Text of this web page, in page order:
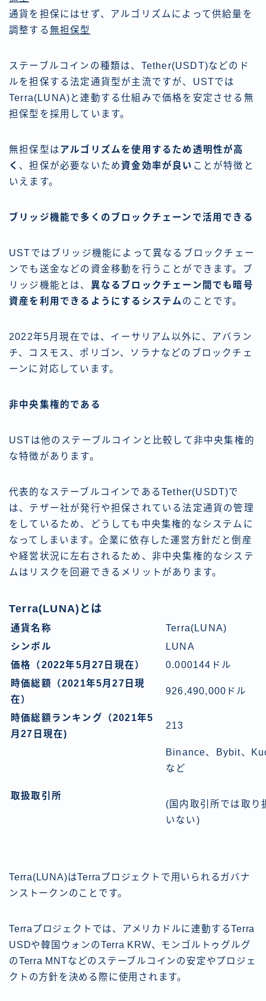
通貨を担保にはせず、アルゴリズムによって供給量を
調整する無担保型
ステーブルコインの種類は、Tether(USDT)などのド
ルを担保する法定通貨型が主流ですが、USTでは
Terra(LUNA)と連動する仕組みで価格を安定させる無
担保型を採用しています。
無担保型はアルゴリズムを使用するため透明性が高
く 、担保が必要ないため資金効率が良い ことが特徴と
いえます。
ブリッジ機能で多くのブロックチェーンで活用できる
USTではブリッジ機能によって異なるブロックチェー
ンでも送金などの資金移動を行うことができます。ブ
リッジ機能とは、 異なるブロックチェーン間でも暗号
資産を利用できるようにするシステムのことです。
2022年5月現在では、イーサリアム以外に、アバラン
チ、コスモス、ポリゴン、ソラナなどのブロックチェ
ーンに対応しています。
非中央集権的である
USTは他のステーブルコインと比較して非中央集権的
な特徴があります。
代表的なステーブルコインであるTether(USDT)で
は、テザー社が発行や担保されている法定通貨の管理
をしているため、どうしても中央集権的なシステムに
なってしまいます。企業に依存した運営方針だと倒産
や経営状況に左右されるため、非中央集権的なシステ
ムはリスクを回避できるメリットがあります。
Terra(LUNA)とは
通貨名称
Terra(LUNA)
シンボル
LUNA
価格（2022年5月27日現在）
0.000144ドル
時価総額（2021年5月27日現
在）
926,490,000ドル
時価総額ランキング（2021年5
月27日現在)
213
取扱取引所
Binance、Bybit、
など
(国内取引所では取り
いない)
Terra(LUNA)はTerraプロジェクトで用いられるガバナ
ンストークンのことです。
Terraプロジェクトでは、アメリカドルに連動するTerra
USDや韓国ウォンのTerra KRW、モンゴルトゥグルグ
のTerra MNTなどのステーブルコインの安定やプロジェ
クトの方針を決める際に使用されます。